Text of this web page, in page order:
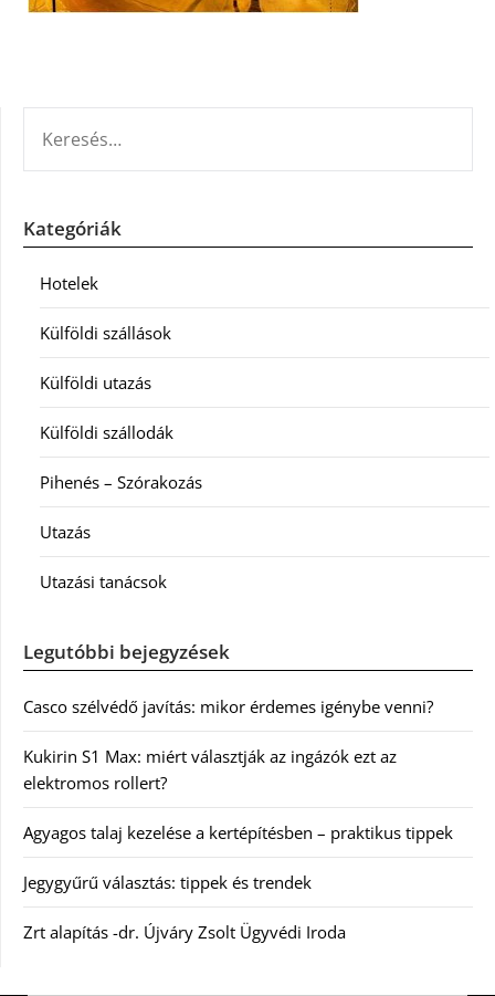
Kategóriák
Hotelek
Külföldi szállások
Külföldi utazás
Külföldi szállodák
Pihenés – Szórakozás
Utazás
Utazási tanácsok
Legutóbbi bejegyzések
Casco szélvédő javítás: mikor érdemes igénybe venni?
Kukirin S1 Max: miért választják az ingázók ezt az
elektromos rollert?
Agyagos talaj kezelése a kertépítésben – praktikus tippek
Jegygyűrű választás: tippek és trendek
Zrt alapítás -dr. Újváry Zsolt Ügyvédi Iroda